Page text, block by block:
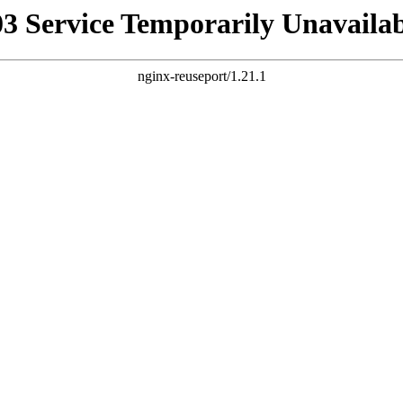
Service Temporarily
nginx-reuseport/1.21.1